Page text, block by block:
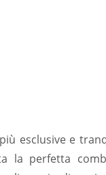
esclusive e
la perfetta